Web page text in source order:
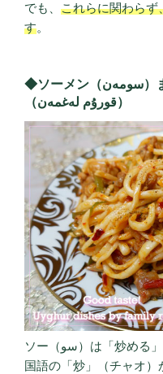
でも、 これらに関わらず
す。
◆ソーメン（سومەن）またはコールムラグメン
（قورۇم لەغمەن）
ソー（سو）は「炒める」、メン（مەن）は麺。ソーは中
国語の「炒」（チャオ